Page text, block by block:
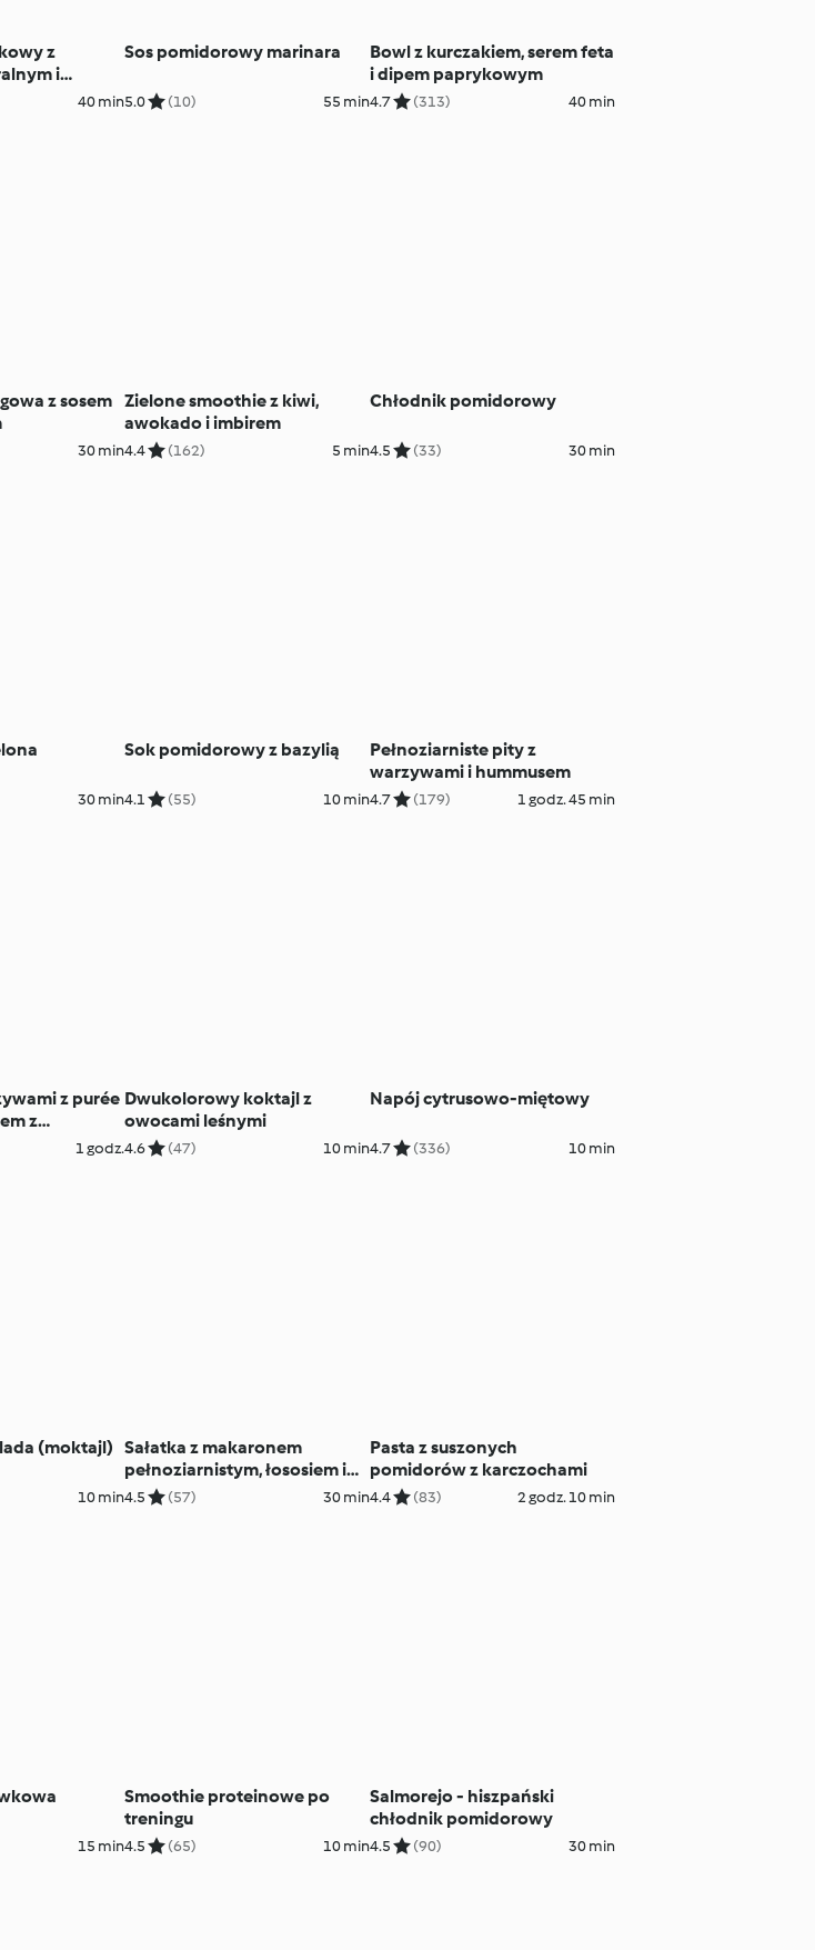
z
i
40 min
Sos pomidorowy marinara
5.0 (10) 55 min
Bowl z kurczakiem, serem feta
i dipem paprykowym
4.7 (313) 40 min
z sosem
30 min
Zielone smoothie z kiwi,
awokado i imbirem
4.4 (162) 5 min
Chłodnik pomidorowy
4.5 (33) 30 min
30 min
Sok pomidorowy z bazylią
4.1 (55) 10 min
Pełnoziarniste pity z
warzywami i hummusem
4.7 (179) 1 godz. 45 min
z purée
z
1 godz.
Dwukolorowy koktajl z
owocami leśnymi
4.6 (47) 10 min
Napój cytrusowo-miętowy
4.7 (336) 10 min
(moktajl)
10 min
Sałatka z makaronem
pełnoziarnistym, łososiem i
koperkowym dressingiem
4.5 (57) 30 min
Pasta z suszonych
pomidorów z karczochami
4.4 (83) 2 godz. 10 min
15 min
Smoothie proteinowe po
treningu
4.5 (65) 10 min
Salmorejo - hiszpański
chłodnik pomidorowy
4.5 (90) 30 min